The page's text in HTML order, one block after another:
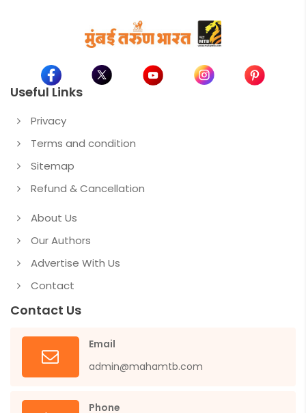
Useful Links
Privacy
Terms and condition
Sitemap
Refund & Cancellation
About Us
Our Authors
Advertise With Us
Contact
Contact Us
Email
admin@mahamtb.com
Phone